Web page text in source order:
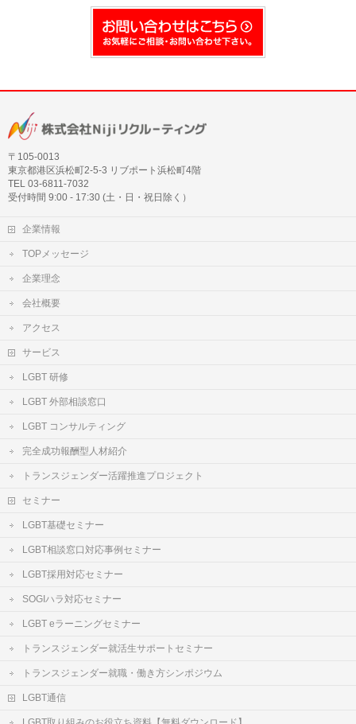
〒105‐0013
東京都港区浜松町2-5-3 リブポート浜松町4階
TEL 03-6811-7032
受付時間 9:00 - 17:30 (土・日・祝日除く）
企業情報
TOPメッセージ
企業理念
会社概要
アクセス
サービス
LGBT 研修
LGBT 外部相談窓口
LGBT コンサルティング
完全成功報酬型人材紹介
トランスジェンダー活躍推進プロジェクト
セミナー
LGBT基礎セミナー
LGBT相談窓口対応事例セミナー
LGBT採用対応セミナー
SOGIハラ対応セミナー
LGBT eラーニングセミナー
トランスジェンダー就活生サポートセミナー
トランスジェンダー就職・働き方シンポジウム
LGBT通信